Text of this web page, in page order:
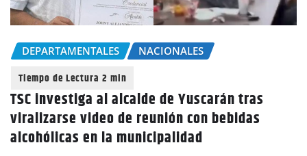
DEPARTAMENTALES NACIONALES
TSC investiga al alcalde de Yuscarán tras
viralizarse video de reunión con bebidas
alcohólicas en la municipalidad